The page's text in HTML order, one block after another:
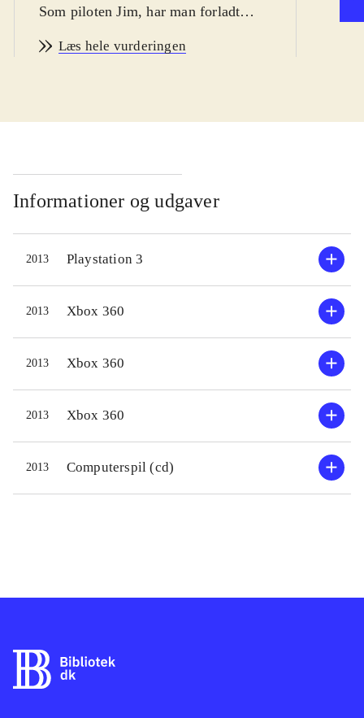
Som piloten Jim, har man forladt
EDN III, for at arbejde som
er planeten befolket af insektlignende
Udgangspunktet for ens
tilstedeværelse er en base, hvor der
er mulighed for at købe våben,
opgradere og vælge missioner.
Bevæger man sig udenfor foregår det
i en kæmpestor mech-robot, der
fungerer som tranport og
tænderne. Missionerne består af lige
dele skyden og løse diverse opgaver i
kampen for overlevelse på den
Lydsiden er filmisk, og især
historien og bipersonerne er
troværdige.
Plot- og spilmæssigt minder spillet en
Læs hele vurderingen
Informationer og udgaver
2013 Playstation 3
2013 Xbox 360
2013 Xbox 360
2013 Xbox 360
2013 Computerspil (cd)